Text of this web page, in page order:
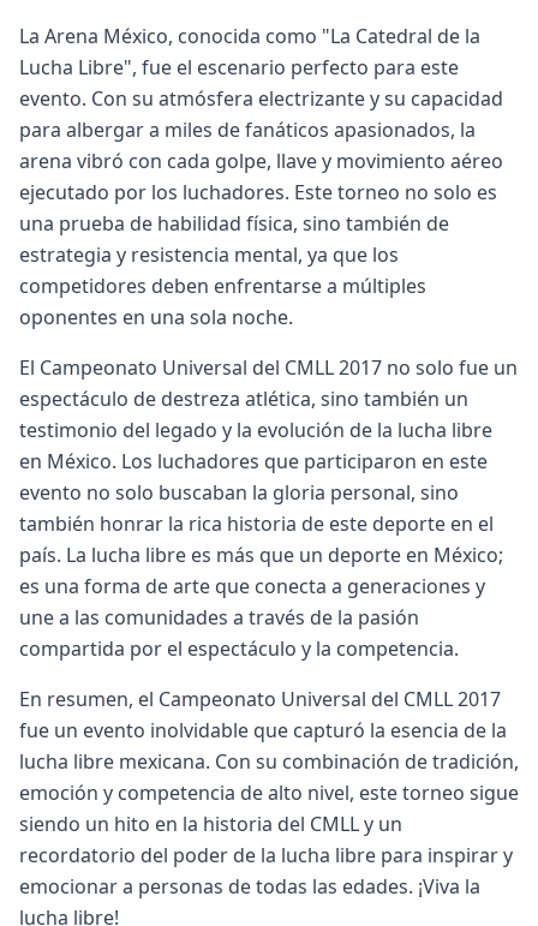
La Arena México, conocida como "La Catedral de la
Lucha Libre", fue el escenario perfecto para este
evento. Con su atmósfera electrizante y su capacidad
para albergar a miles de fanáticos apasionados, la
arena vibró con cada golpe, llave y movimiento aéreo
ejecutado por los luchadores. Este torneo no solo es
una prueba de habilidad física, sino también de
estrategia y resistencia mental, ya que los
competidores deben enfrentarse a múltiples
oponentes en una sola noche.
El Campeonato Universal del CMLL 2017 no solo fue un
espectáculo de destreza atlética, sino también un
testimonio del legado y la evolución de la lucha libre
en México. Los luchadores que participaron en este
evento no solo buscaban la gloria personal, sino
también honrar la rica historia de este deporte en el
país. La lucha libre es más que un deporte en México;
es una forma de arte que conecta a generaciones y
une a las comunidades a través de la pasión
compartida por el espectáculo y la competencia.
En resumen, el Campeonato Universal del CMLL 2017
fue un evento inolvidable que capturó la esencia de la
lucha libre mexicana. Con su combinación de tradición,
emoción y competencia de alto nivel, este torneo sigue
siendo un hito en la historia del CMLL y un
recordatorio del poder de la lucha libre para inspirar y
emocionar a personas de todas las edades. ¡Viva la
lucha libre!